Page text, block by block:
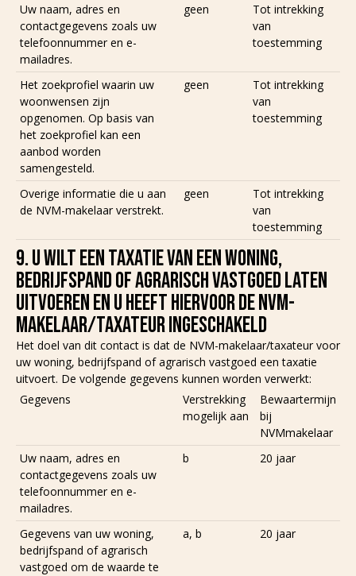
Uw naam, adres en
contactgegevens zoals uw
telefoonnummer en e-
mailadres.
geen
Tot intrekking
van
toestemming
Het zoekprofiel waarin uw
woonwensen zijn
opgenomen. Op basis van
het zoekprofiel kan een
aanbod worden
samengesteld.
geen
Tot intrekking
van
toestemming
Overige informatie die u aan
de NVM-makelaar verstrekt.
geen
Tot intrekking
van
toestemming
9. U WILT EEN TAXATIE VAN EEN WONING,
BEDRIJFSPAND OF AGRARISCH VASTGOED LATEN
UITVOEREN EN U HEEFT HIERVOOR DE NVM-
MAKELAAR/TAXATEUR INGESCHAKELD
Het doel van dit contact is dat de NVM-makelaar/taxateur voor
uw woning, bedrijfspand of agrarisch vastgoed een taxatie
uitvoert. De volgende gegevens kunnen worden verwerkt:
Gegevens
Verstrekking
mogelijk aan
Bewaartermijn
bij
NVMmakelaar
Uw naam, adres en
contactgegevens zoals uw
telefoonnummer en e-
mailadres.
b 20 jaar
Gegevens van uw woning,
bedrijfspand of agrarisch
vastgoed om de waarde te
a, b 20 jaar